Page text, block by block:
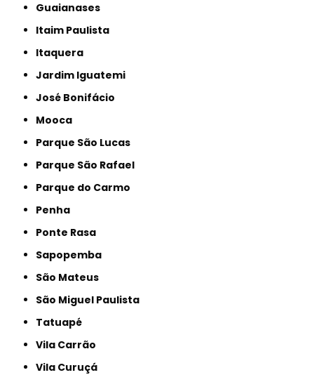
Guaianases
Itaim Paulista
Itaquera
Jardim Iguatemi
José Bonifácio
Mooca
Parque São Lucas
Parque São Rafael
Parque do Carmo
Penha
Ponte Rasa
Sapopemba
São Mateus
São Miguel Paulista
Tatuapé
Vila Carrão
Vila Curuçá